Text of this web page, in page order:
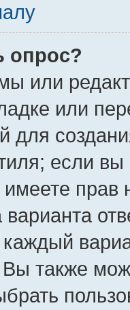
опрос?
или
или
для
если
прав
Вы также